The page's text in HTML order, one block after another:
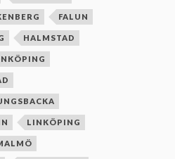
k
s
n
FALUN
HALMSTAD
LINKÖPING